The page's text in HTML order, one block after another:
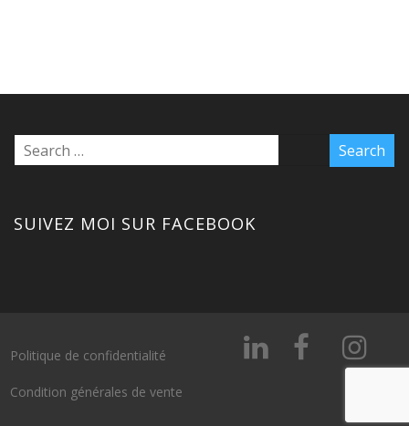
SUIVEZ MOI SUR FACEBOOK
Politique de confidentialité
Condition générales de vente